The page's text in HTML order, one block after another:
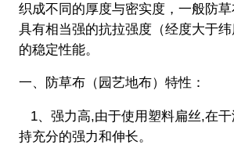
织成不同的厚度与密实度，一般防
具有相当强的抗拉强度（经度大于
的稳定性能。
一、防草布（园艺地布）特性：
1、强力高,由于使用塑料扁丝,在
持充分的强力和伸长。